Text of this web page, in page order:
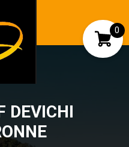
compte
0
DEVICHI